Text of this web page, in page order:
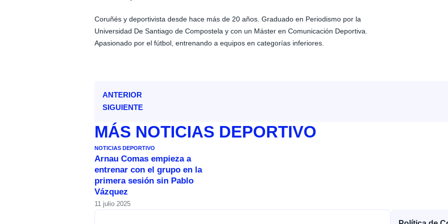
Coruñés y deportivista desde hace más de 20 años. Graduado en Periodismo por la
Universidad De Santiago de Compostela y con un Máster en Comunicación Deportiva.
Apasionado por el fútbol, entrenando a equipos en categorías inferiores.
ANTERIOR
SIGUIENTE
MÁS NOTICIAS DEPORTIVO
NOTICIAS DEPORTIVO
Arnau Comas empieza a
entrenar con el grupo en la
primera sesión sin Pablo
Vázquez
11 julio 2025